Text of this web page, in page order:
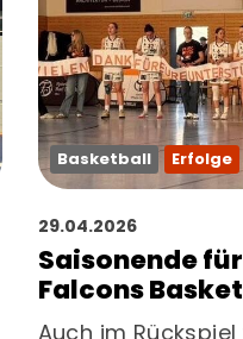
Basketball Erfolge
29.04.2026
Saisonende
Falcons
Auch im